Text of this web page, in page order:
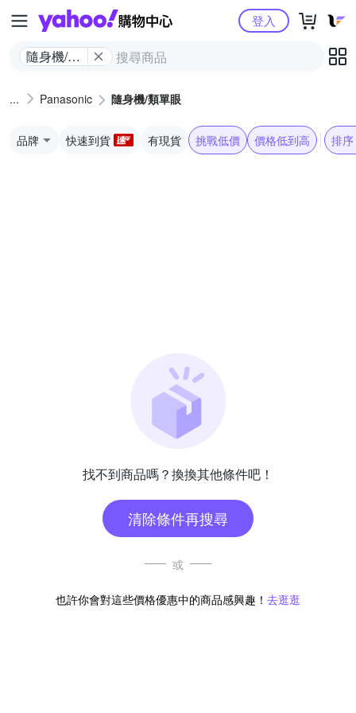
Yahoo購物中心
隨身機/類
登入
Panasonic 隨身機/類單眼
品牌 快速到貨 有現貨 挑戰低價 價格低到高 排序
找不到商品嗎？換換其他條件吧！
清除條件再搜尋
或
也許你會對這些價格優惠中的商品感興趣！ 去逛逛